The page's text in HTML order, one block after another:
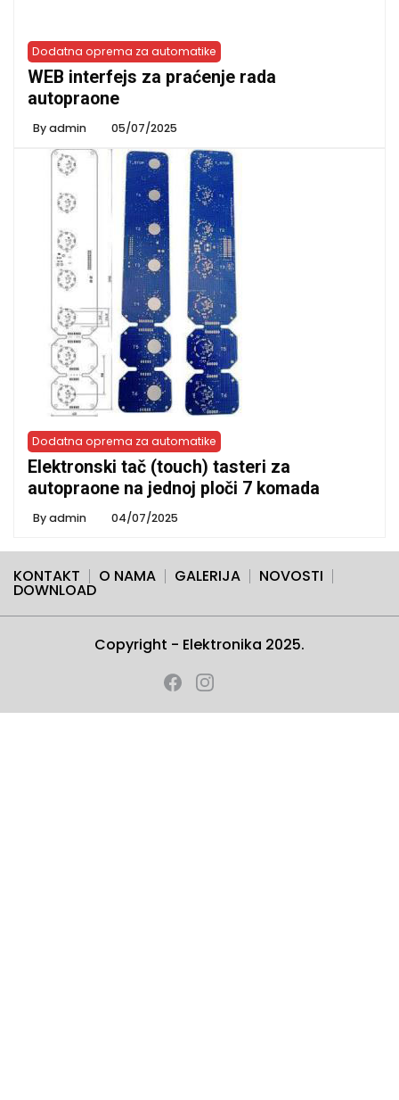
Dodatna oprema za automatike
WEB interfejs za praćenje rada
autopraone
Byadmin 05/07/2025
Dodatna oprema za automatike
Elektronski tač (touch) tasteri za
autopraone na jednoj ploči 7 komada
Byadmin 04/07/2025
KONTAKT O NAMA GALERIJA NOVOSTI
DOWNLOAD
Copyright - Elektronika 2025.